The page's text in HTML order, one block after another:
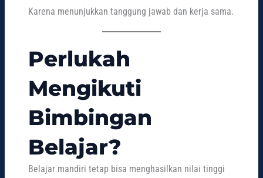
Karena menunjukkan tanggung jawab dan kerja sama.
Perlukah
Mengikuti
Bimbingan
Belajar?
Belajar mandiri tetap bisa menghasilkan nilai tinggi